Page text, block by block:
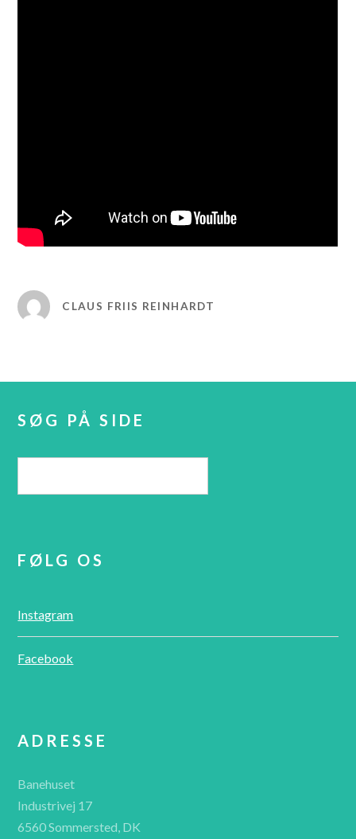
CLAUS FRIIS REINHARDT
SØG PÅ SIDE
FØLG OS
Instagram
Facebook
ADRESSE
Banehuset
Industrivej 17
6560 Sommersted, DK